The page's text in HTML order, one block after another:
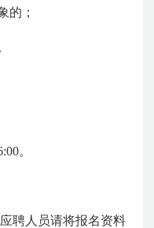
的；
。
聘人员请将报名资料